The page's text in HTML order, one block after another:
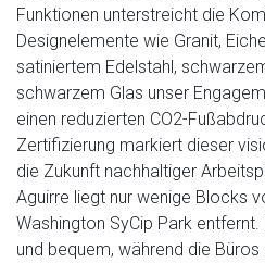
Funktionen unterstreicht die
Designelemente wie Granit,
satiniertem Edelstahl,
schwarzem Glas unser
einen reduzierten CO2-
Zertifizierung markiert dieser
die Zukunft nachhaltiger
Aguirre liegt nur wenige Blocks
Washington SyCip Park
und bequem, während die Büros